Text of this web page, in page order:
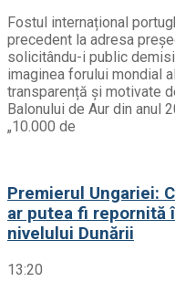
Fostul internațional
precedent la adresa
solicitându-i public
imaginea forului mondial
transparență și motivate
Balonului de Aur din anul
„10.000 de
Premierul Ungariei:
ar putea fi repornită
nivelului Dunării
13:20